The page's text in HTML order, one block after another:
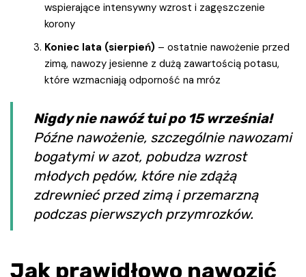
wspierające intensywny wzrost i zagęszczenie
korony
Koniec lata (sierpień) – ostatnie nawożenie przed
zimą, nawozy jesienne z dużą zawartością potasu,
które wzmacniają odporność na mróz
Nigdy nie nawóź tui po 15 września!
Późne nawożenie, szczególnie nawozami
bogatymi w azot, pobudza wzrost
młodych pędów, które nie zdążą
zdrewnieć przed zimą i przemarzną
podczas pierwszych przymrozków.
Jak prawidłowo nawozić